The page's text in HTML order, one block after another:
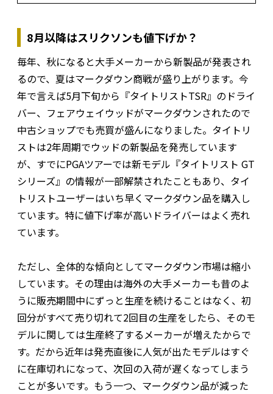
8月以降はスリクソンも値下げか？
毎年、秋になると大手メーカーから新製品が発表され
るので、夏はマークダウン商戦が盛り上がります。今
年で言えば5月下旬から『タイトリストTSR』のドライ
バー、フェアウェイウッドがマークダウンされたので
中古ショップでも売買が盛んになりました。タイトリ
ストは2年周期でウッドの新製品を発売しています
が、すでにPGAツアーでは新モデル『タイトリスト GT
シリーズ』の情報が一部解禁されたこともあり、タイ
トリストユーザーはいち早くマークダウン品を購入し
ています。特に値下げ率が高いドライバーはよく売れ
ています。
ただし、全体的な傾向としてマークダウン市場は縮小
しています。その理由は海外の大手メーカーも昔のよ
うに販売期間中にずっと生産を続けることはなく、初
回分がすべて売り切れて2回目の生産をしたら、そのモ
デルに関しては生産終了するメーカーが増えたからで
す。だから近年は発売直後に人気が出たモデルはすぐ
に在庫切れになって、次回の入荷が遅くなってしまう
ことが多いです。もう一つ、マークダウン品が減った